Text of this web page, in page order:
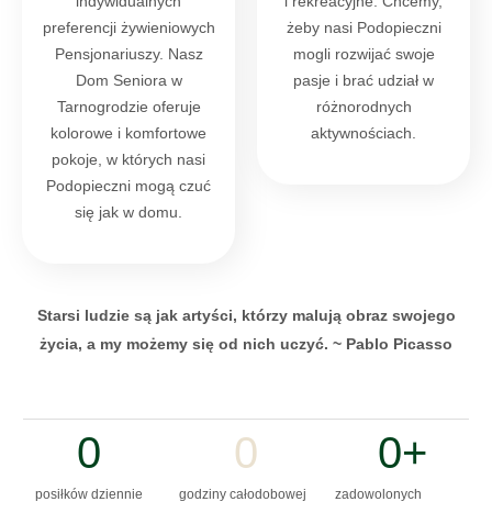
preferencji żywieniowych
Pensjonariuszy. Nasz
Dom Seniora w
Tarnogrodzie oferuje
kolorowe i komfortowe
pokoje, w których nasi
Podopieczni mogą czuć
się jak w domu.
żeby nasi Podopieczni
mogli rozwijać swoje
pasje i brać udział w
różnorodnych
aktywnościach.
Starsi ludzie są jak artyści, którzy malują obraz swojego
życia, a my możemy się od nich uczyć. ~ Pablo Picasso
posiłków dziennie
0
godziny całodobowej
0
zadowolonych
0+